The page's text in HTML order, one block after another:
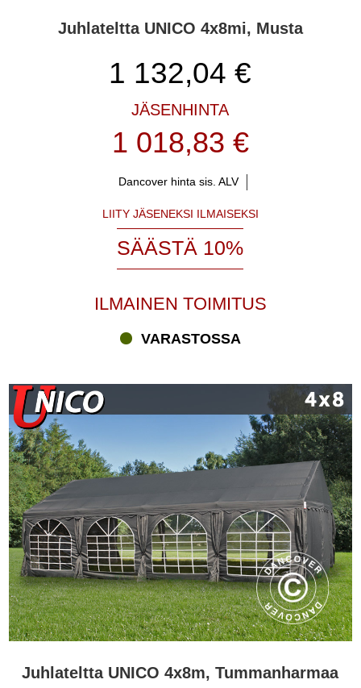
Juhlateltta UNICO 4x8mi, Musta
1 132,04 €
JÄSENHINTA
1 018,83 €
Dancover hinta sis. ALV
LIITY JÄSENEKSI ILMAISEKSI
SÄÄSTÄ 10%
ILMAINEN TOIMITUS
VARASTOSSA
Juhlateltta UNICO 4x8m, Tummanharmaa